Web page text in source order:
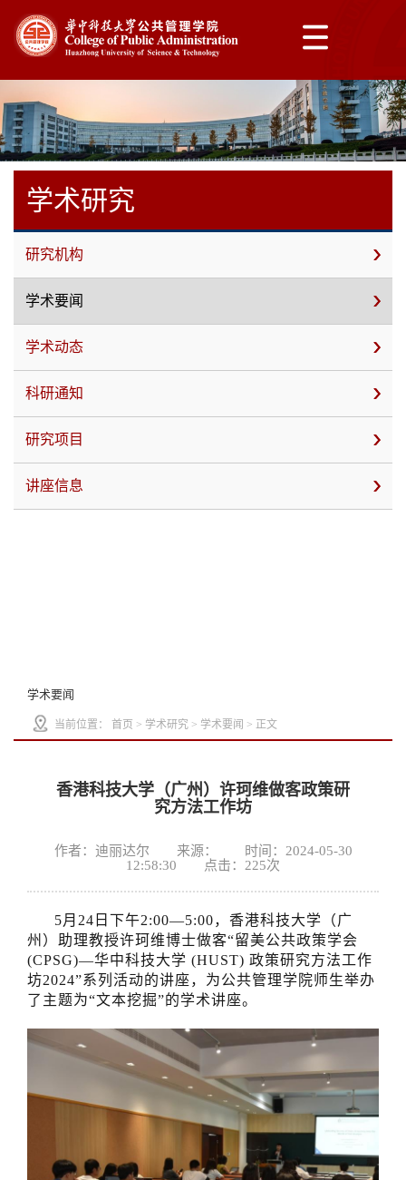
学术研究
研究机构
学术要闻
学术动态
科研通知
研究项目
讲座信息
学术要闻
当前位置： 首页 > 学术研究 > 学术要闻 > 正文
香港科技大学（广州）许珂维做客政策研
究方法工作坊
作者：迪丽达尔 来源： 时间：2024-05-30
12:58:30 点击： 225次
5月24日下午2:00—5:00，香港科技大学（广
州）助理教授许珂维博士做客“留美公共政策学会
(CPSG)—华中科技大学 (HUST) 政策研究方法工作
坊2024”系列活动的讲座，为公共管理学院师生举办
了主题为“文本挖掘”的学术讲座。